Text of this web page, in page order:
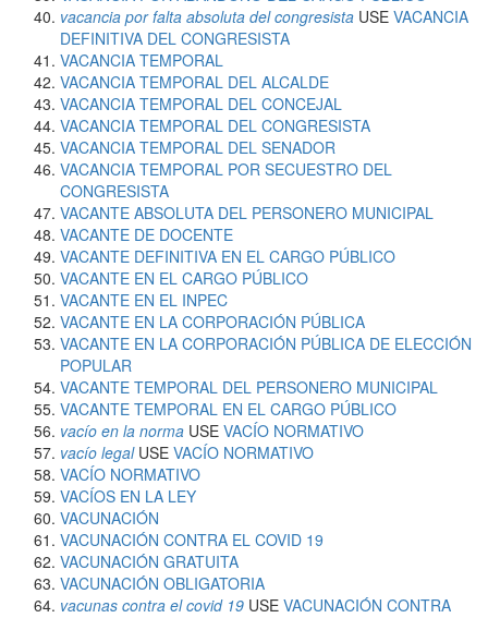
vacancia por falta absoluta del congresista USE VACANCIA
DEFINITIVA DEL CONGRESISTA
VACANCIA TEMPORAL
VACANCIA TEMPORAL DEL ALCALDE
VACANCIA TEMPORAL DEL CONCEJAL
VACANCIA TEMPORAL DEL CONGRESISTA
VACANCIA TEMPORAL DEL SENADOR
VACANCIA TEMPORAL POR SECUESTRO DEL
CONGRESISTA
VACANTE ABSOLUTA DEL PERSONERO MUNICIPAL
VACANTE DE DOCENTE
VACANTE DEFINITIVA EN EL CARGO PÚBLICO
VACANTE EN EL CARGO PÚBLICO
VACANTE EN EL INPEC
VACANTE EN LA CORPORACIÓN PÚBLICA
VACANTE EN LA CORPORACIÓN PÚBLICA DE ELECCIÓN
POPULAR
VACANTE TEMPORAL DEL PERSONERO MUNICIPAL
VACANTE TEMPORAL EN EL CARGO PÚBLICO
vacío en la norma USE VACÍO NORMATIVO
vacío legalUSE VACÍO NORMATIVO
VACÍO NORMATIVO
VACÍOS EN LA LEY
VACUNACIÓN
VACUNACIÓN CONTRA EL COVID 19
VACUNACIÓN GRATUITA
VACUNACIÓN OBLIGATORIA
vacunas contra el covid 19 USE VACUNACIÓN CONTRA